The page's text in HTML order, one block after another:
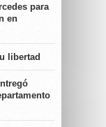
para
en
libertad